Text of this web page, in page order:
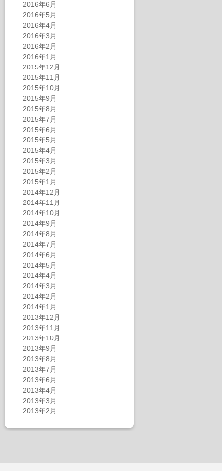
2016年6月
2016年5月
2016年4月
2016年3月
2016年2月
2016年1月
2015年12月
2015年11月
2015年10月
2015年9月
2015年8月
2015年7月
2015年6月
2015年5月
2015年4月
2015年3月
2015年2月
2015年1月
2014年12月
2014年11月
2014年10月
2014年9月
2014年8月
2014年7月
2014年6月
2014年5月
2014年4月
2014年3月
2014年2月
2014年1月
2013年12月
2013年11月
2013年10月
2013年9月
2013年8月
2013年7月
2013年6月
2013年4月
2013年3月
2013年2月